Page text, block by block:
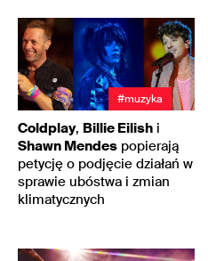
#muzyka
Coldplay, Billie Eilish i
Shawn Mendes popierają
petycję o podjęcie działań w
sprawie ubóstwa i zmian
klimatycznych